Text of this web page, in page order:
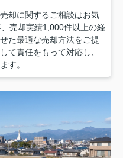
却に関するご相談はお気
売却実績1,000件以上の経
た最適な売却方法をご提
て責任をもって対応し、
す。